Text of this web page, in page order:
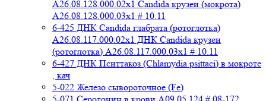
A26.08.128.000.02x1 Candida крузеи (мокрота)
A26.08.128.000.03x1 # 10.11
6-425 ДНК Candida глабрата (ротоглотка)
A26.08.117.000.02x1 ДНК Candida крузеи
(ротоглотка) A26.08.117.000.03x1 # 10.11
6-427 ДНК Пситтакоз (Chlamydia psittaci) в мокроте
, кач
5-022 Железо сывороточное (Fe)